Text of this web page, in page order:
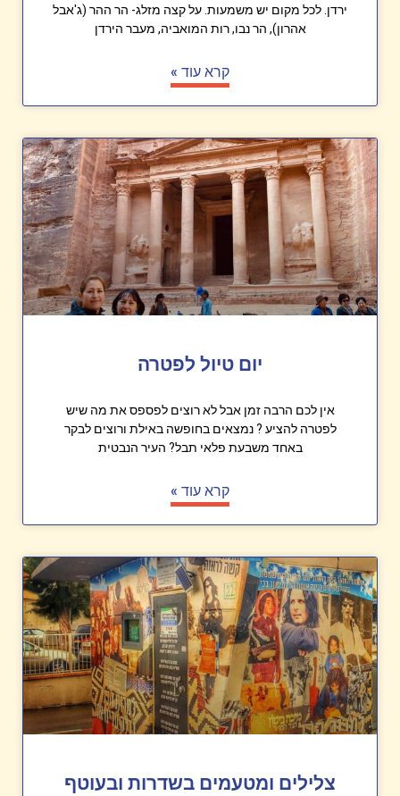
ירדן. לכל מקום יש משמעות. על קצה מזלג- הר ההר (ג'אבל
אהרון), הר נבו, רות המואביה, מעבר הירדן
קרא עוד »
יום טיול לפטרה
אין לכם הרבה זמן אבל לא רוצים לפספס את מה שיש
לפטרה להציע ? נמצאים בחופשה באילת ורוצים לבקר
באחד משבעת פלאי תבל? העיר הנבטית
קרא עוד »
צלילים ומטעמים בשדרות ובעוטף